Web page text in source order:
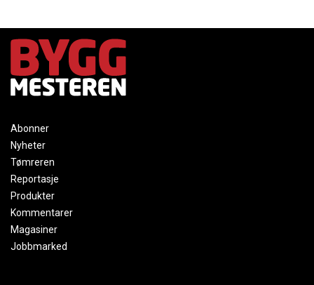
Abonner
Nyheter
Tømreren
Reportasje
Produkter
Kommentarer
Magasiner
Jobbmarked